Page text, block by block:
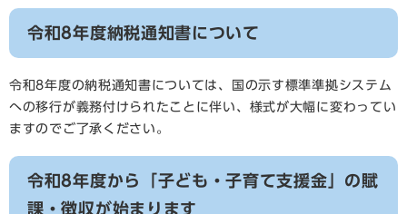
令和8年度納税通知書について
令和8年度の納税通知書については、国の示す標準準拠システム
への移行が義務付けられたことに伴い、様式が大幅に変わってい
ますのでご了承ください。
令和8年度から「子ども・子育て支援金」の賦
課・徴収が始まります